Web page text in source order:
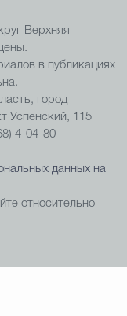
Верхняя
в публикациях
город
Успенский, 115
4-04-80
данных на
относительно